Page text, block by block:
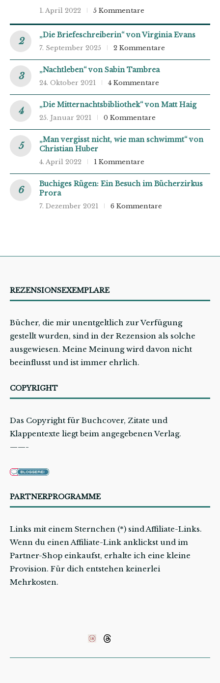
1. April 2022 5 Kommentare
„Die Briefeschreiberin“ von Virginia Evans
7. September 2025 2 Kommentare
„Nachtleben“ von Sabin Tambrea
24. Oktober 2021 4 Kommentare
„Die Mitternachtsbibliothek“ von Matt Haig
25. Januar 2021 0 Kommentare
„Man vergisst nicht, wie man schwimmt“ von
Christian Huber
4. April 2022 1 Kommentare
Buchiges Rügen: Ein Besuch im Bücherzirkus
Prora
7. Dezember 2021 6 Kommentare
REZENSIONSEXEMPLARE
Bücher, die mir unentgeltlich zur Verfügung
gestellt wurden, sind in der Rezension als solche
ausgewiesen. Meine Meinung wird davon nicht
beeinflusst und ist immer ehrlich.
COPYRIGHT
Das Copyright für Buchcover, Zitate und
Klappentexte liegt beim angegebenen Verlag.
——-
PARTNERPROGRAMME
Links mit einem Sternchen (*) sind Affiliate-Links.
Wenn du einen Affiliate-Link anklickst und im
Partner-Shop einkaufst, erhalte ich eine kleine
Provision. Für dich entstehen keinerlei
Mehrkosten.